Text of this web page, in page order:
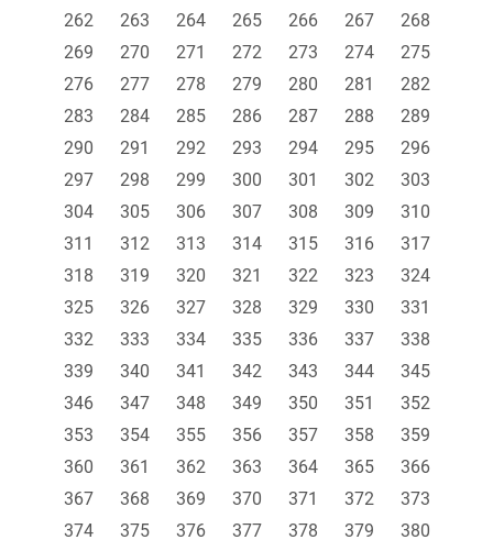
262
263 264 265 266 267
268
269
270 271 272 273 274
275
276
277 278 279 280 281
282
283
284 285 286 287 288
289
290
291 292 293 294 295
296
297
298 299 300 301 302
303
304
305 306 307 308 309
310
311
312 313 314 315 316
317
318
319 320 321 322 323
324
325
326 327 328 329 330
331
332
333 334 335 336 337
338
339
340 341 342 343 344
345
346
347 348 349 350 351
352
353
354 355 356 357 358
359
360
361 362 363 364 365
366
367
368 369 370 371 372
373
374
375 376 377 378 379
380